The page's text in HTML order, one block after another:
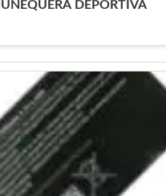
DEPORTIVA